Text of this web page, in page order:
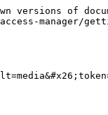
of
manager/